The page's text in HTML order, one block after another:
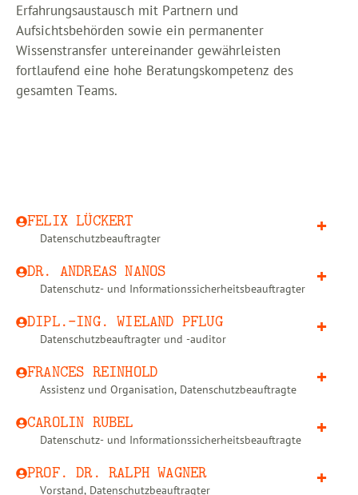
Erfahrungsaustausch mit Partnern und
Aufsichtsbehörden sowie ein permanenter
Wissenstransfer untereinander gewährleisten
fortlaufend eine hohe Beratungskompetenz des
gesamten Teams.
FELIX LÜCKERT
Datenschutzbeauftragter
DR. ANDREAS NANOS
Datenschutz- und Informationssicherheitsbeauftragter
DIPL.-ING. WIELAND PFLUG
Datenschutzbeauftragter und -auditor
FRANCES REINHOLD
Assistenz und Organisation, Datenschutzbeauftragte
CAROLIN RUBEL
Datenschutz- und Informationssicherheitsbeauftragte
PROF. DR. RALPH WAGNER
Vorstand, Datenschutzbeauftragter